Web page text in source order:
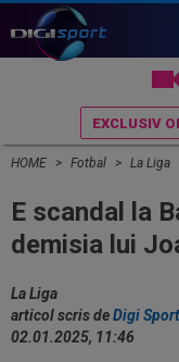
EXCLUSIV
HOME Fotbal La Liga
E scandal la
demisia lui
La Liga
articol scris deDigi Sport
02.01.2025, 11:46